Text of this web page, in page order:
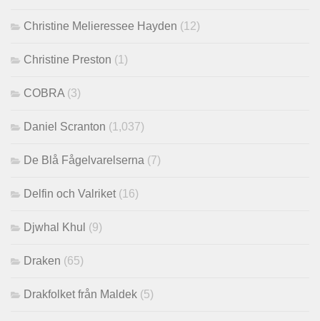
Christine Melieressee Hayden (12)
Christine Preston (1)
COBRA (3)
Daniel Scranton (1,037)
De Blå Fågelvarelserna (7)
Delfin och Valriket (16)
Djwhal Khul (9)
Draken (65)
Drakfolket från Maldek (5)